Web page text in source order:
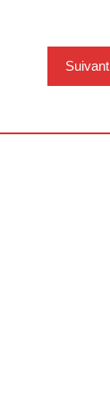
Suivant